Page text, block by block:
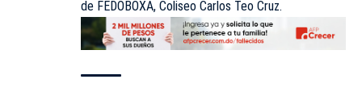
de FEDOBOXA, Coliseo Carlos Teo Cruz.